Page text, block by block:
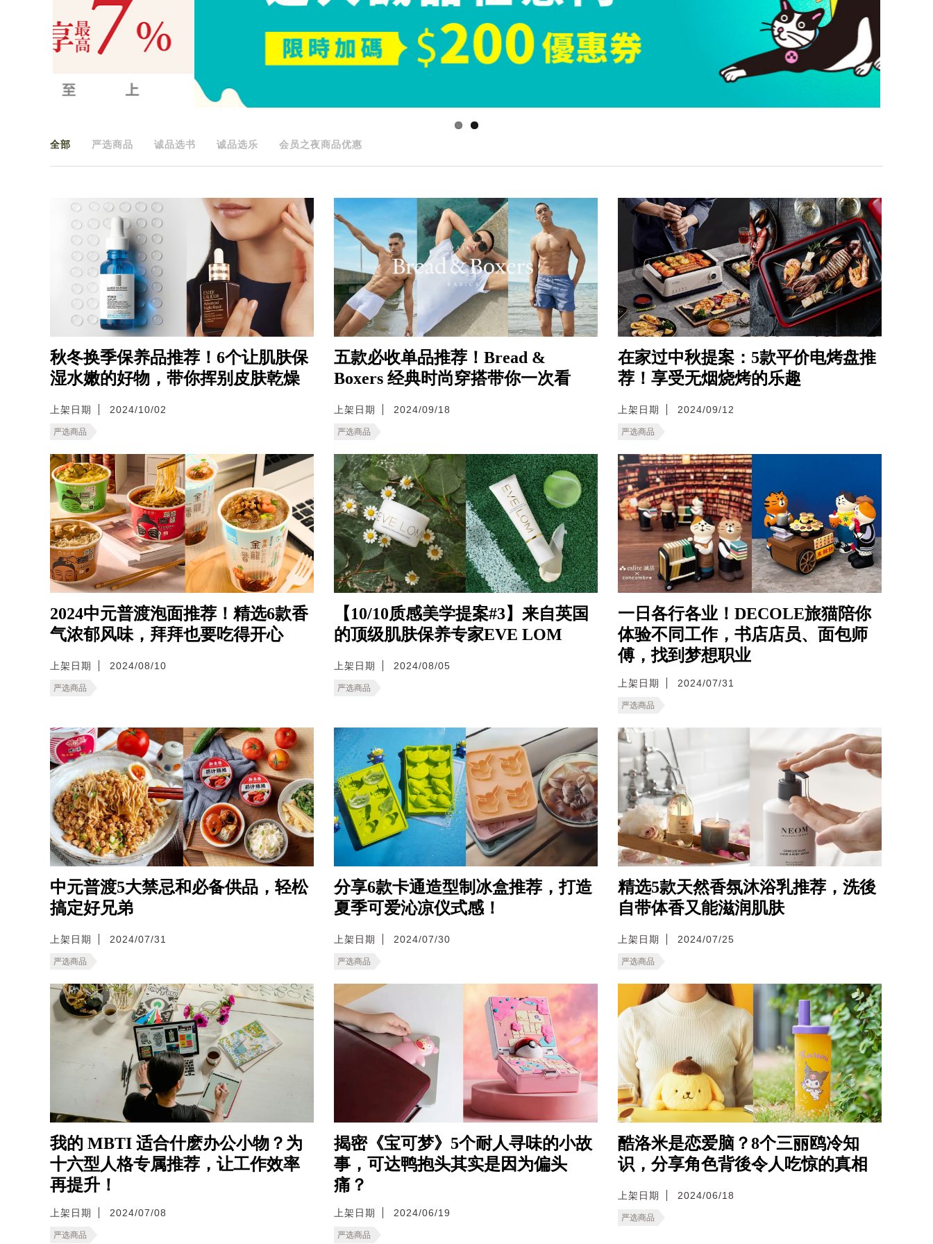
全部 严选商品 诚品选书 诚品选乐 会员之夜商品优惠
秋冬换季保养品推荐！6个让肌肤保
湿水嫩的好物，带你挥别皮肤乾燥
上架日期 2024/10/02
严选商品
五款必收单品推荐！Bread &
Boxers 经典时尚穿搭带你一次看
上架日期 2024/09/18
严选商品
在家过中秋提案：5款平价电烤盘推
荐！享受无烟烧烤的乐趣
上架日期 2024/09/12
严选商品
2024中元普渡泡面推荐！精选6款香
气浓郁风味，拜拜也要吃得开心
上架日期 2024/08/10
严选商品
【10/10质感美学提案#3】来自英国
的顶级肌肤保养专家EVE LOM
上架日期 2024/08/05
严选商品
一日各行各业！DECOLE旅猫陪你
体验不同工作，书店店员、面包师
傅，找到梦想职业
上架日期 2024/07/31
严选商品
中元普渡5大禁忌和必备供品，轻松
搞定好兄弟
上架日期 2024/07/31
严选商品
分享6款卡通造型制冰盒推荐，打造
夏季可爱沁凉仪式感！
上架日期 2024/07/30
严选商品
精选5款天然香氛沐浴乳推荐，洗後
自带体香又能滋润肌肤
上架日期 2024/07/25
严选商品
我的 MBTI 适合什麽办公小物？为
十六型人格专属推荐，让工作效率
再提升！
上架日期 2024/07/08
严选商品
揭密《宝可梦》5个耐人寻味的小故
事，可达鸭抱头其实是因为偏头
痛？
上架日期 2024/06/19
严选商品
酷洛米是恋爱脑？8个三丽鸥冷知
识，分享角色背後令人吃惊的真相
上架日期 2024/06/18
严选商品